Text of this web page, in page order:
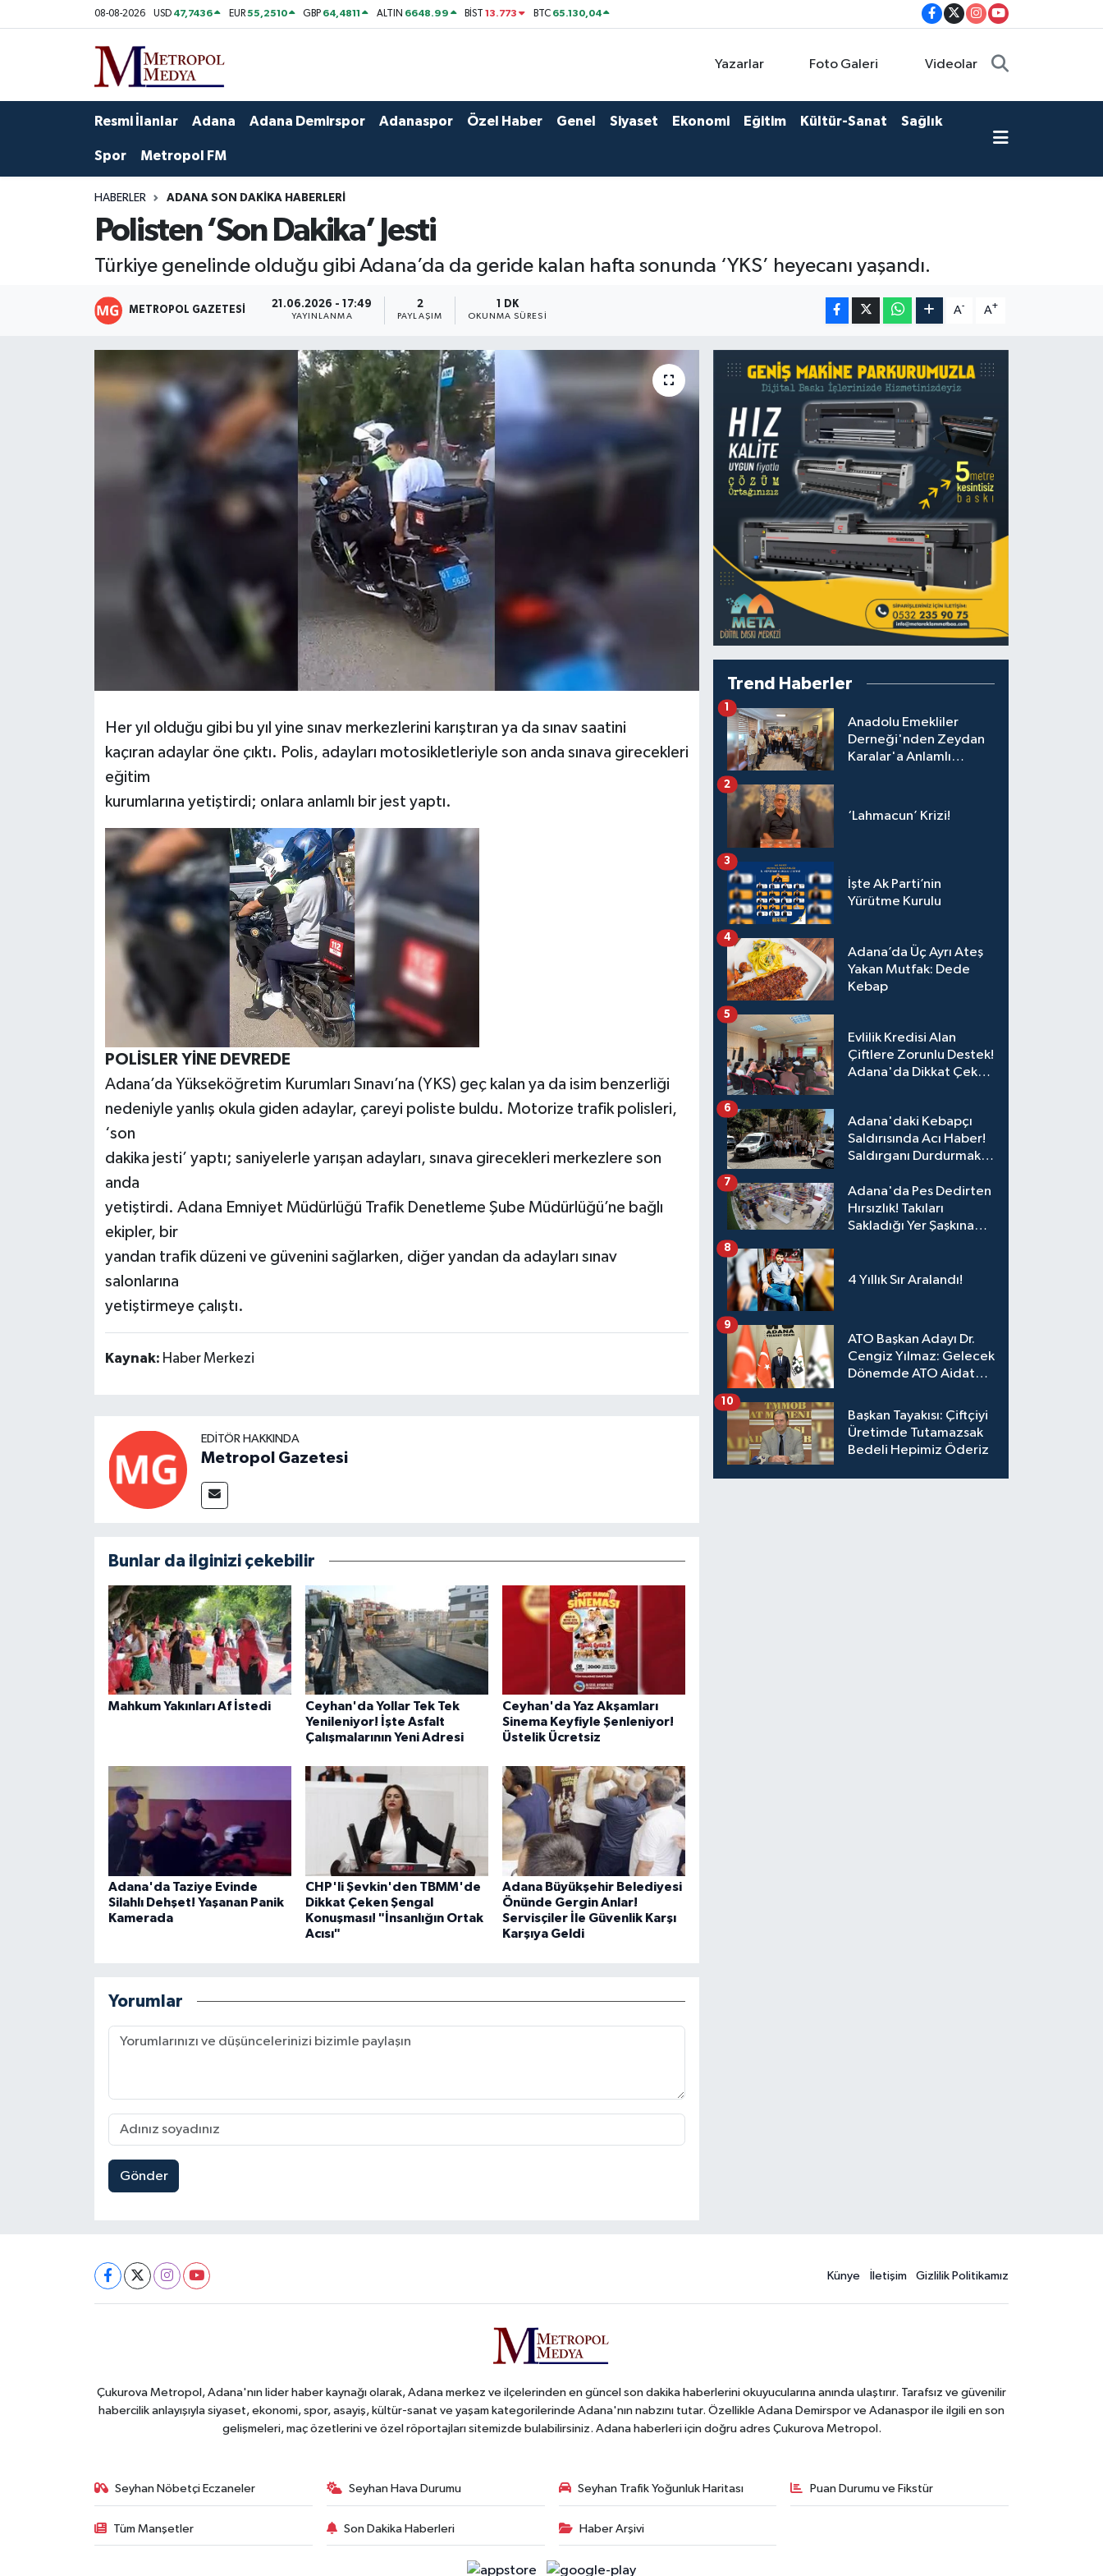
08-08-2026 USD 47,7436 EUR55,2510 GBP 64,4811 ALTIN 6648.99 BİST13.773 BTC 65.130,04
Yazarlar Foto Galeri Videolar
Resmi İlanlar Adana Adana Demirspor Adanaspor Özel Haber Genel Siyaset Ekonomi Eğitim Kültür-Sanat Sağlık
Spor Metropol FM
HABERLER ADANA SON DAKIKA HABERLERI
Polisten ‘Son Dakika’ Jesti
Türkiye genelinde olduğu gibi Adana’da da geride kalan hafta sonunda ‘YKS’ heyecanı yaşandı.
METROPOL GAZETESI 21.06.2026 - 17:49
YAYINLANMA
2
PAYLAŞIM
1 DK
OKUNMA SÜRESI
A- A+
Her yıl olduğu gibi bu yıl yine sınav merkezlerini karıştıran ya da sınav saatini
kaçıran adaylar öne çıktı. Polis, adayları motosikletleriyle son anda sınava girecekleri
eğitim
kurumlarına yetiştirdi; onlara anlamlı bir jest yaptı.
POLİSLER YİNE DEVREDE
Adana’da Yükseköğretim Kurumları Sınavı’na (YKS) geç kalan ya da isim benzerliği
nedeniyle yanlış okula giden adaylar, çareyi poliste buldu. Motorize trafik polisleri,
‘son
dakika jesti’ yaptı; saniyelerle yarışan adayları, sınava girecekleri merkezlere son
anda
yetiştirdi. Adana Emniyet Müdürlüğü Trafik Denetleme Şube Müdürlüğü’ne bağlı
ekipler, bir
yandan trafik düzeni ve güvenini sağlarken, diğer yandan da adayları sınav
salonlarına
yetiştirmeye çalıştı.
Kaynak: Haber Merkezi
EDITÖR HAKKINDA
Metropol Gazetesi
Bunlar da ilginizi çekebilir
Mahkum Yakınları Af İstedi
Ceyhan'da Yollar Tek Tek
Yenileniyor! İşte Asfalt
Çalışmalarının Yeni Adresi
Ceyhan'da Yaz Akşamları
Sinema Keyfiyle Şenleniyor!
Üstelik Ücretsiz
Adana'da Taziye Evinde
Silahlı Dehşet! Yaşanan Panik
Kamerada
CHP'li Şevkin'den TBMM'de
Dikkat Çeken Şengal
Konuşması! "İnsanlığın Ortak
Acısı"
Adana Büyükşehir Belediyesi
Önünde Gergin Anlar!
Servisçiler İle Güvenlik Karşı
Karşıya Geldi
Yorumlar
Gönder
Trend Haberler
Anadolu Emekliler
Derneği'nden Zeydan
Karalar'a Anlamlı
1
‘Lahmacun’ Krizi!
2
İşte Ak Parti’nin
Yürütme Kurulu
3
Adana’da Üç Ayrı Ateş
Yakan Mutfak: Dede
Kebap
4
Evlilik Kredisi Alan
Çiftlere Zorunlu Destek!
Adana'da Dikkat Çeken
5
Adana'daki Kebapçı
Saldırısında Acı Haber!
Saldırganı Durdurmak
Kaybetti
6
Adana'da Pes Dedirten
Hırsızlık! Takıları
Sakladığı Yer Şaşkına
7
4 Yıllık Sır Aralandı!
8
ATO Başkan Adayı Dr.
Cengiz Yılmaz: Gelecek
Dönemde ATO Aidat
Üyelerimize Ve
Adana'ya Yatırılacak
9
Başkan Tayakısı: Çiftçiyi
Üretimde Tutamazsak
Bedeli Hepimiz Öderiz
10
Künye İletişim Gizlilik Politikamız
Çukurova Metropol, Adana'nın lider haber kaynağı olarak, Adana merkez ve ilçelerinden en güncel son dakika haberlerini okuyucularına anında ulaştırır. Tarafsız ve güvenilir
habercilik anlayışıyla siyaset, ekonomi, spor, asayiş, kültür-sanat ve yaşam kategorilerinde Adana'nın nabzını tutar. Özellikle Adana Demirspor ve Adanaspor ile ilgili en son
gelişmeleri, maç özetlerini ve özel röportajları sitemizde bulabilirsiniz. Adana haberleri için doğru adres Çukurova Metropol.
Seyhan Nöbetçi Eczaneler Seyhan Hava Durumu Seyhan Trafik Yoğunluk Haritası Puan Durumu ve Fikstür
Tüm Manşetler Son Dakika Haberleri Haber Arşivi
Ekonomi
Özel Haberler
Yerel Yönetim
Kültür-Sanat
Yazarlar
Foto Galeri
Seyhan Nöbetçi Eczaneler
Seyhan Hava Durumu
Tüm Manşetler
Son Dakika Haberleri
Haber Arşivi